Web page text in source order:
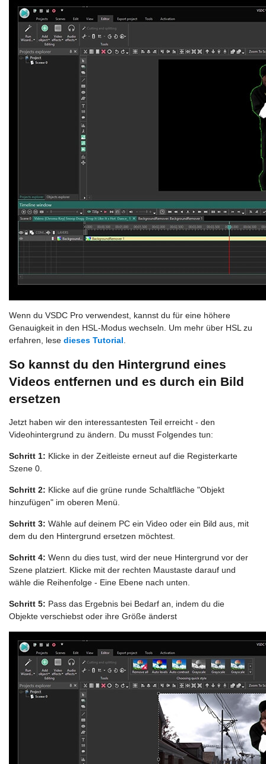
Wenn du VSDC Pro verwendest, kannst du für eine höhere
Genauigkeit in den HSL-Modus wechseln. Um mehr über HSL zu
erfahren, lese dieses Tutorial.
So kannst du den Hintergrund eines
Videos entfernen und es durch ein Bild
ersetzen
Jetzt haben wir den interessantesten Teil erreicht - den
Videohintergrund zu ändern. Du musst Folgendes tun:
Schritt 1: Klicke in der Zeitleiste erneut auf die Registerkarte
Szene 0.
Schritt 2: Klicke auf die grüne runde Schaltfläche "Objekt
hinzufügen" im oberen Menü.
Schritt 3: Wähle auf deinem PC ein Video oder ein Bild aus, mit
dem du den Hintergrund ersetzen möchtest.
Schritt 4: Wenn du dies tust, wird der neue Hintergrund vor der
Szene platziert. Klicke mit der rechten Maustaste darauf und
wähle die Reihenfolge - Eine Ebene nach unten.
Schritt 5: Pass das Ergebnis bei Bedarf an, indem du die
Objekte verschiebst oder ihre Größe änderst